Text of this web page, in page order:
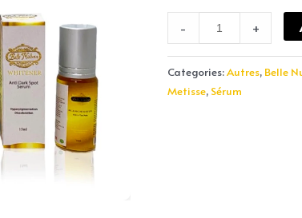
- +
Categories:Autres, Belle
Metisse, Sérum